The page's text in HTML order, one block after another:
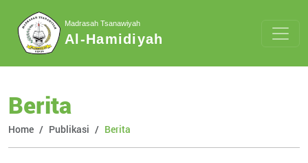
Madrasah Tsanawiyah
Al-Hamidiyah
Berita
Home Publikasi Berita